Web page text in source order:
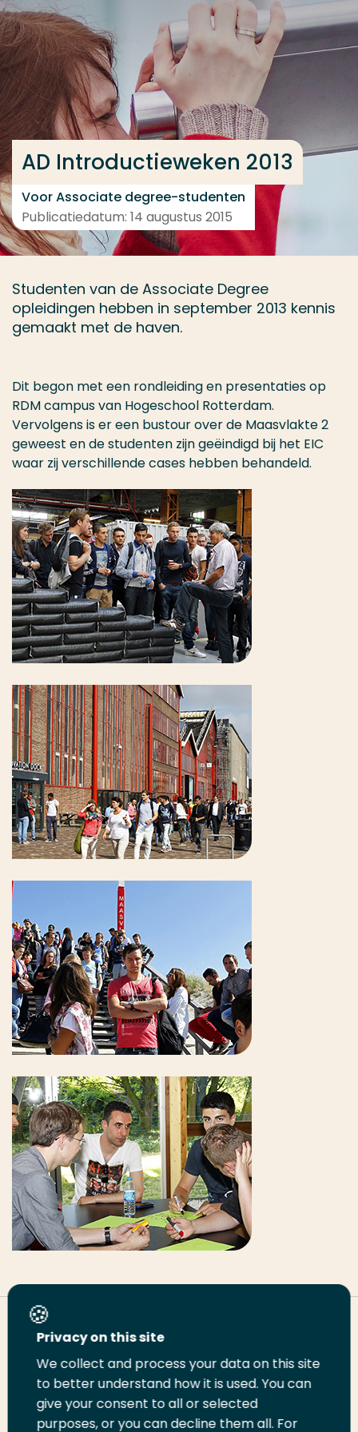
Ga direct naar de content
... > AD Introductieweken 2013
AD Introductieweken 2013
Voor Associate degree-studenten
Publicatiedatum: 14 augustus 2015
Studenten van de Associate Degree
opleidingen hebben in september 2013 kennis
gemaakt met de haven.
Dit begon met een rondleiding en presentaties op
RDM campus van Hogeschool Rotterdam.
Vervolgens is er een bustour over de Maasvlakte 2
geweest en de studenten zijn geëindigd bij het EIC
waar zij verschillende cases hebben behandeld.
Deel deze pagina
DeelDeel
op
Deel
op
Email
deze
Print
deze
Veel gezocht
Opleiding
Contact
Privacy on this site
We collect and process your data on this site
to better understand how it is used. You can
give your consent to all or selected
purposes, or you can decline them all. For